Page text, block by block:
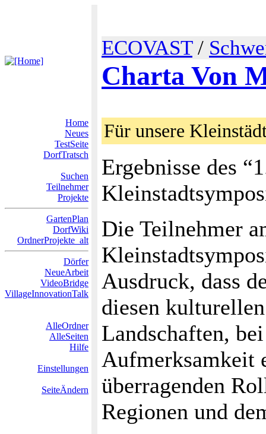
ECOVAST/
Charta Von
Home
Neues
TestSeite
DorfTratsch
Suchen
Teilnehmer
Projekte
GartenPlan
DorfWiki
OrdnerProjekte_alt
Dörfer
NeueArbeit
VideoBridge
VillageInnovationTalk
AlleOrdner
AlleSeiten
Hilfe
Einstellungen
SeiteÄndern
Für unsere
Ergebnisse des
Die Teilnehmer
Ausdruck, dass
diesen
Landschaften,
Aufmerk­samkeit
überragenden
Regionen und